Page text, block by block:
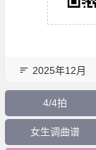
2025年12月
4/4拍
女生调曲谱